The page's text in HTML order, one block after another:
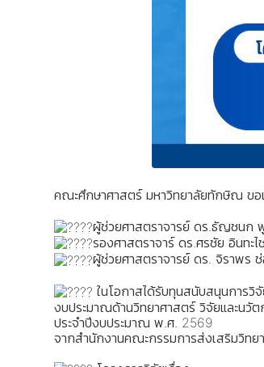
คณะศึกษาศาสตร์ มหาวิทยาลัยทักษิณ ข
ผู้ช่วยศาสตราจารย์ ดร.ธัญชนก
รองศาสตราจาร์ ดร.ศรชัย อินทะไ
ผู้ช่วยศาสตราจารย์ ดร. จิราพร
ในโอกาสได้รับทุนสนับสนุนการวิ
งบประมาณด้านวิทยาศาสตร์ วิจัยและนวั
ประจำปีงบประมาณ พ.ศ. 2569
จากสำนักงานคณะกรรมการส่งเสริมวิท